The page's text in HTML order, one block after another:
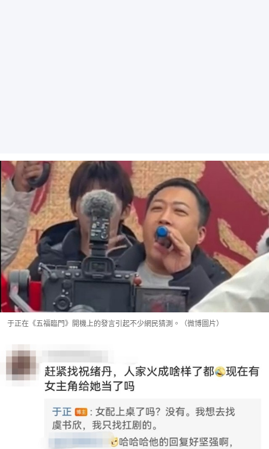
于正在《五福臨門》開機上的發言引起不少網民猜測。（微博圖片）